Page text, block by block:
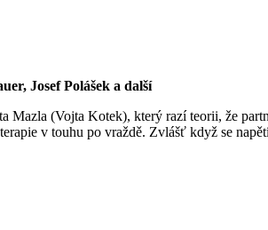
Josef Polášek a další
Mazla (Vojta Kotek), který razí teorii, že
v touhu po vraždě. Zvlášť když se